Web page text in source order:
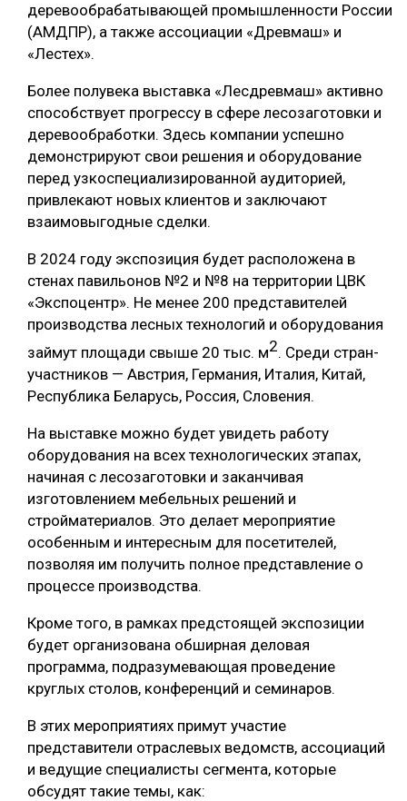
деревообрабатывающей промышленности России
(АМДПР), а также ассоциации «Древмаш» и
«Лестех».
Более полувека выставка «Лесдревмаш» активно
способствует прогрессу в сфере лесозаготовки и
деревообработки. Здесь компании успешно
демонстрируют свои решения и оборудование
перед узкоспециализированной аудиторией,
привлекают новых клиентов и заключают
взаимовыгодные сделки.
В 2024 году экспозиция будет расположена в
стенах павильонов №2 и №8 на территории ЦВК
«Экспоцентр». Не менее 200 представителей
производства лесных технологий и оборудования
займут площади свыше 20 тыс. м2. Среди стран-
участников — Австрия, Германия, Италия, Китай,
Республика Беларусь, Россия, Словения.
На выставке можно будет увидеть работу
оборудования на всех технологических этапах,
начиная с лесозаготовки и заканчивая
изготовлением мебельных решений и
стройматериалов. Это делает мероприятие
особенным и интересным для посетителей,
позволяя им получить полное представление о
процессе производства.
Кроме того, в рамках предстоящей экспозиции
будет организована обширная деловая
программа, подразумевающая проведение
круглых столов, конференций и семинаров.
В этих мероприятиях примут участие
представители отраслевых ведомств, ассоциаций
и ведущие специалисты сегмента, которые
обсудят такие темы, как: